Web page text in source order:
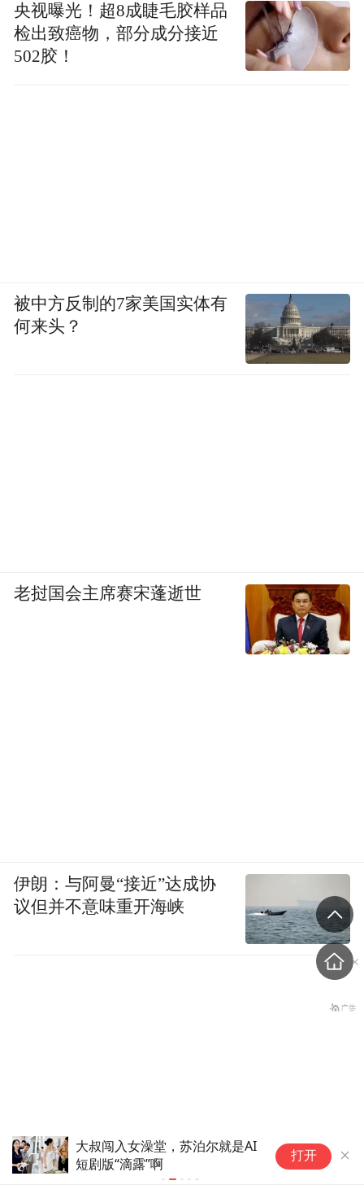
大叔闯入女澡堂，苏泊尔就是AI
短剧版“滴露”啊
打开
央视曝光！超8成睫毛胶样品
检出致癌物，部分成分接近
502胶！
被中方反制的7家美国实体有
何来头？
老挝国会主席赛宋蓬逝世
伊朗：与阿曼“接近”达成协
议但并不意味重开海峡
张志军谈两岸民间交流，提